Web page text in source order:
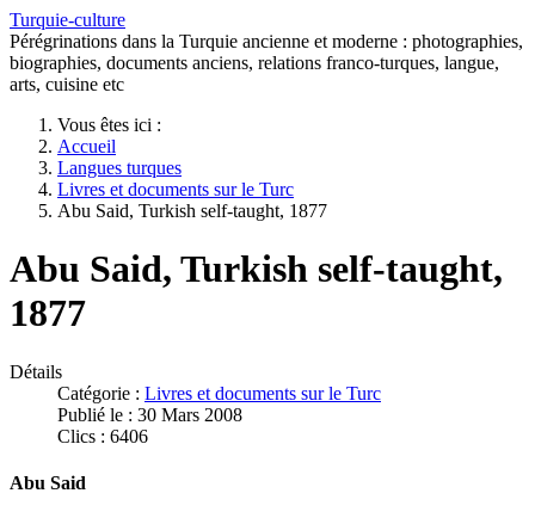
Turquie-culture
Pérégrinations dans la Turquie ancienne et moderne : photographies,
biographies, documents anciens, relations franco-turques, langue,
arts, cuisine etc
Vous êtes ici :
Accueil
Langues turques
Livres et documents sur le Turc
Abu Said, Turkish self-taught, 1877
Abu Said, Turkish self-taught,
1877
Détails
Catégorie : Livres et documents sur le Turc
Publié le : 30 Mars 2008
Clics : 6406
Abu Said